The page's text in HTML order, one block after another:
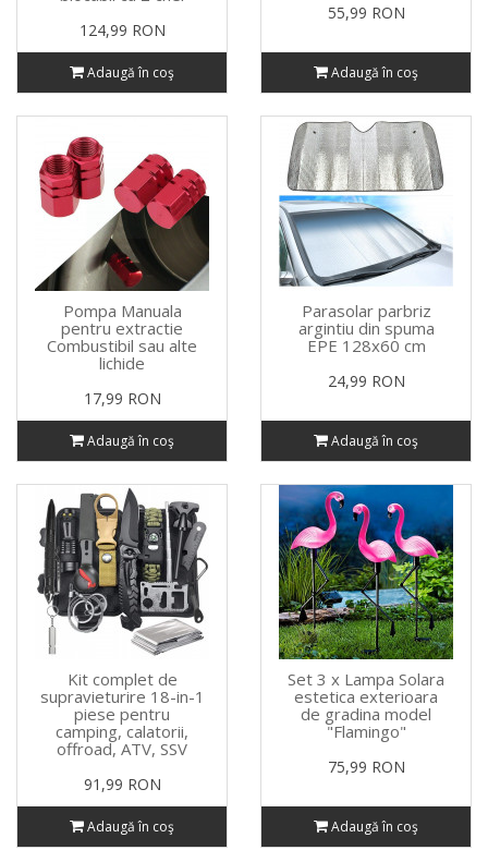
124,99 RON
Adaugă în coş
55,99 RON
Adaugă în coş
Pompa Manuala
pentru extractie
Combustibil sau alte
lichide
17,99 RON
Adaugă în coş
Parasolar parbriz
argintiu din spuma
EPE 128x60 cm
24,99 RON
Adaugă în coş
Kit complet de
supravieturire 18-in-1
piese pentru
camping, calatorii,
offroad, ATV, SSV
91,99 RON
Adaugă în coş
Set 3 x Lampa Solara
estetica exterioara
de gradina model
"Flamingo"
75,99 RON
Adaugă în coş